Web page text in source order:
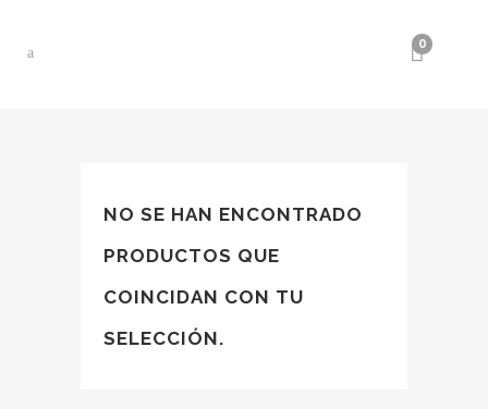
0
NO SE HAN ENCONTRADO
PRODUCTOS QUE
COINCIDAN CON TU
SELECCIÓN.